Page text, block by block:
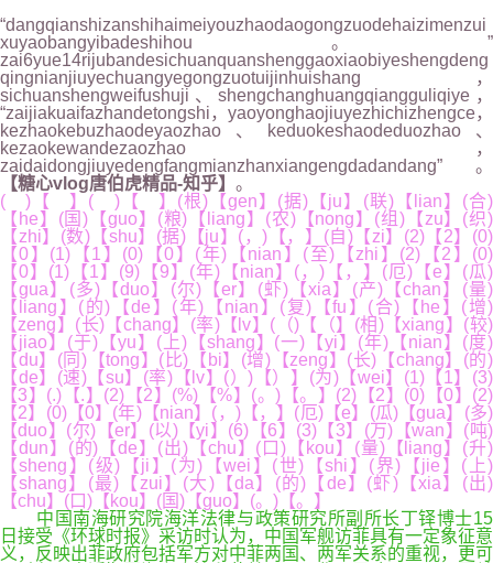
“dangqianshizanshihaimeiyouzhaodaogongzuodehaizimenzui
xuyaobangyibadeshihou。”
zai6yue14rijubandesichuanquanshenggaoxiaobiyeshengdeng
qingnianjiuyechuangyegongzuotuijinhuishang，
sichuanshengweifushuji、shengchanghuangqiangguliqiye，
“zaijiakuaifazhandetongshi，yaoyonghaojiuyezhichizhengce，
kezhaokebuzhaodeyaozhao、keduokeshaodeduozhao、
kezaokewandezaozhao，
zaidaidongjiuyedengfangmianzhanxiangengdadandang”。
【糖心vlog唐伯虎精品-知乎】 。
( )【 】( )【 】(根)【gen】(据)【ju】(联)【lian】(合)
【he】(国)【guo】(粮)【liang】(农)【nong】(组)【zu】(织)
【zhi】(数)【shu】(据)【ju】(，)【，】(自)【zi】(2)【2】(0)
【0】(1)【1】(0)【0】(年)【nian】(至)【zhi】(2)【2】(0)
【0】(1)【1】(9)【9】(年)【nian】(，)【，】(厄)【e】(瓜)
【gua】(多)【duo】(尔)【er】(虾)【xia】(产)【chan】(量)
【liang】(的)【de】(年)【nian】(复)【fu】(合)【he】(增)
【zeng】(长)【chang】(率)【lv】(（)【（】(相)【xiang】(较)
【jiao】(于)【yu】(上)【shang】(一)【yi】(年)【nian】(度)
【du】(同)【tong】(比)【bi】(增)【zeng】(长)【chang】(的)
【de】(速)【su】(率)【lv】(）)【）】(为)【wei】(1)【1】(3)
【3】(.)【.】(2)【2】(%)【%】(。)【。】(2)【2】(0)【0】(2)
【2】(0)【0】(年)【nian】(，)【，】(厄)【e】(瓜)【gua】(多)
【duo】(尔)【er】(以)【yi】(6)【6】(3)【3】(万)【wan】(吨)
【dun】(的)【de】(出)【chu】(口)【kou】(量)【liang】(升)
【sheng】(级)【ji】(为)【wei】(世)【shi】(界)【jie】(上)
【shang】(最)【zui】(大)【da】(的)【de】(虾)【xia】(出)
【chu】(口)【kou】(国)【guo】(。)【。】
中国南海研究院海洋法律与政策研究所副所长丁铎博士15
日接受《环球时报》采访时认为，中国军舰访菲具有一定象征意
义，反映出菲政府包括军方对中菲两国、两军关系的重视，更可